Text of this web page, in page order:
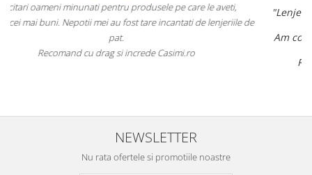
aveti,
de
"Lenjeriile de pat de la ei o suntde înaltă calitate și
aspect foarte frumos.
Am comandat deja de mai multe ori și voi continua
asta în viitor.
Recomand cu încredere acest magazin online!"
NEWSLETTER
Nu rata ofertele si promotiile noastre